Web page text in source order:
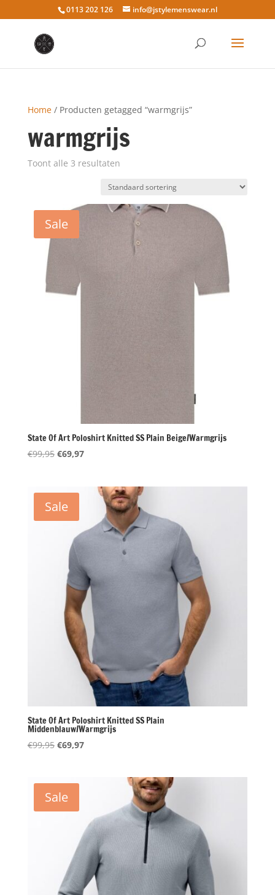
0113 202 126 info@jstylemenswear.nl
Home/ Producten getagged “warmgrijs”
warmgrijs
Toont alle 3 resultaten
Sale
State Of Art Poloshirt Knitted SS Plain Beige/Warmgrijs
€99,95 Oorspronkelijke
€99,95.
€69,97Huidige
€69,97.
Sale
State Of Art Poloshirt Knitted SS Plain
Middenblauw/Warmgrijs
€99,95 Oorspronkelijke
€99,95.
€69,97Huidige
Sale